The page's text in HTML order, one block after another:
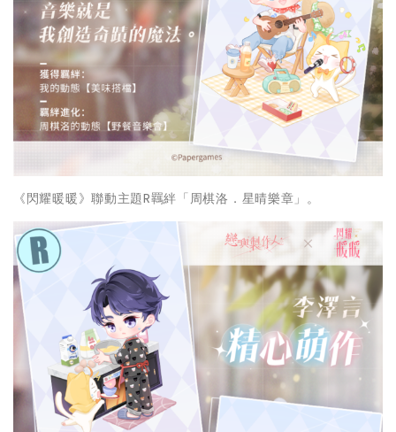
《閃耀暖暖》聯動主題R羈絆「周棋洛．星晴樂章」。